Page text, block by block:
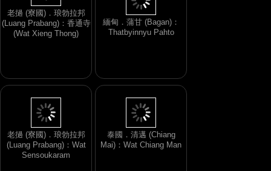
老撾 (寮國)．琅勃拉邦
(Luang Prabang)：香通寺
(Wat Xieng Thong)
緬甸．蒲甘 (Bagan)：
Thatbyinnyu Pahto
老撾 (寮國)．琅勃拉邦
(Luang Prabang)：Wat
Sensoukaram
泰國．清邁 (Chiang
Mai)：Wat Chiang Man